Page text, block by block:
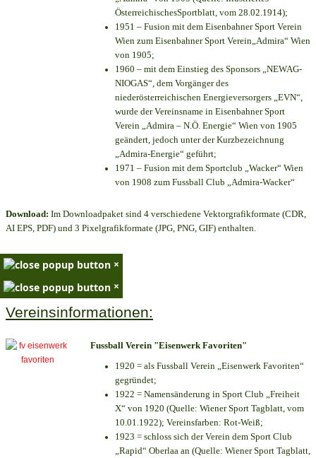
ÖsterreichischesSportblatt, vom 28.02.1914);
1951 – Fusion mit dem Eisenbahner Sport Verein
Wien zum Eisenbahner Sport Verein„Admira“ Wien
von 1905;
1960 – mit dem Einstieg des Sponsors „NEWAG-
NIOGAS“, dem Vorgänger des
niederösterreichischen Energieversorgers „EVN“,
wurde der Vereinsname in Eisenbahner Sport
Verein „Admira – N.Ö. Energie“ Wien von 1905
geändert, jedoch unter der Kurzbezeichnung
„Admira-Energie“ geführt;
1971 – Fusion mit dem Sportclub „Wacker“ Wien
von 1908 zum Fussball Club „Admira-Wacker“
Download: Im Downloadpaket sind 4 verschiedene Vektorgrafikformate (CDR,
AI EPS, PDF) und 3 Pixelgrafikformate (JPG, PNG, GIF) enthalten.
×
×
Vereinsinformationen:
Fussball Verein "Eisenwerk Favoriten"
1920 = als Fussball Verein „Eisenwerk Favoriten“
gegründet;
1922 = Namensänderung in Sport Club „Freiheit
X“ von 1920 (Quelle: Wiener Sport Tagblatt, vom
10.01.1922); Vereinsfarben: Rot-Weiß;
1923 = schloss sich der Verein dem Sport Club
„Rapid“ Oberlaa an (Quelle: Wiener Sport Tagblatt,